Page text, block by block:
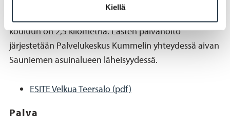
Kiellä
kouluun on 2,5 kilometriä. Lasten päivähoito
järjestetään Palvelukeskus Kummelin yhteydessä aivan
Sauniemen asuinalueen läheisyydessä.
ESITE Velkua Teersalo (pdf)
Palva